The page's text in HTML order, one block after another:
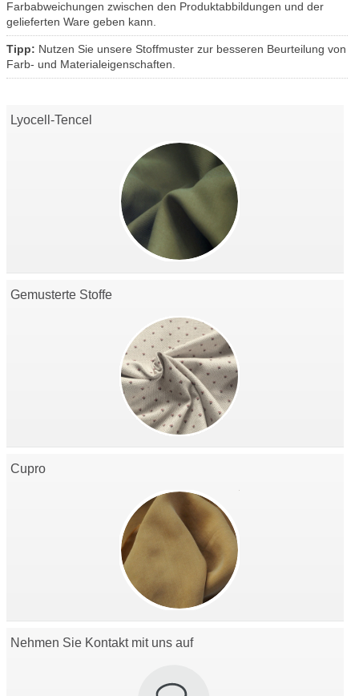
Farbabweichungen zwischen den Produktabbildungen und der
gelieferten Ware geben kann.
Tipp: Nutzen Sie unsere Stoffmuster zur besseren Beurteilung von
Farb- und Materialeigenschaften.
Lyocell-Tencel
Gemusterte Stoffe
Cupro
Nehmen Sie Kontakt mit uns auf